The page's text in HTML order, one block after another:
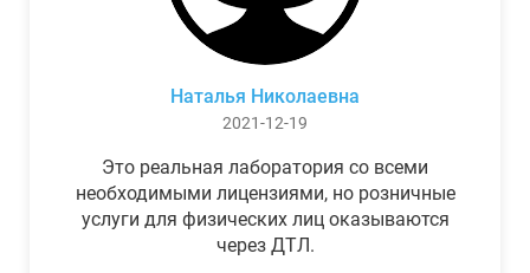
Наталья Николаевна
2021-12-19
Это реальная лаборатория со всеми
необходимыми лицензиями, но розничные
услуги для физических лиц оказываются
через ДТЛ.